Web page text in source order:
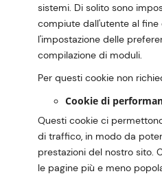
sistemi. Di solito sono
compiute dall'utente al fine
l'impostazione delle
compilazione di moduli.
Per questi cookie non
Cookie di
Questi cookie ci
di traffico, in modo da
prestazioni del nostro sito.
le pagine più e meno